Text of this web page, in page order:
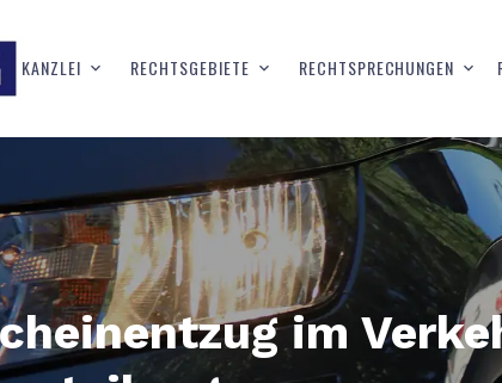
KANZLEI RECHTSGEBIETE RECHTSPRECHUNGEN
im